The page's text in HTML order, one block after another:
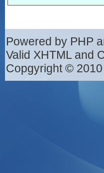
Powered by PHP
Valid XHTML and
Copgyright ©